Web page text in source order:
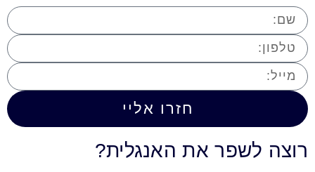
חזרו אליי
רוצה לשפר את האנגלית?